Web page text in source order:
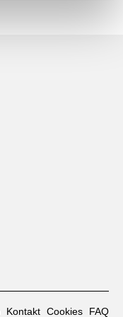
Kontakt Cookies FAQ